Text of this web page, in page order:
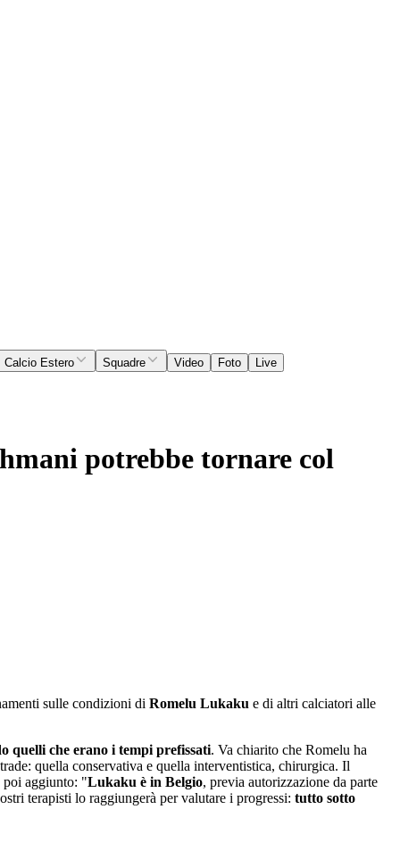
Calcio Estero Squadre Video Foto Live
potrebbe tornare col
sulle condizioni di Romelu Lukaku e di altri calciatori alle
quelli che erano i tempi prefissati. Va chiarito che Romelu ha
quella conservativa e quella interventistica, chirurgica. Il
poi aggiunto: "Lukaku è in Belgio, previa autorizzazione da parte
terapisti lo raggiungerà per valutare i progressi: tutto sotto